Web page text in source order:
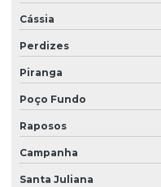
Cássia
Perdizes
Piranga
Poço Fundo
Raposos
Campanha
Santa Juliana